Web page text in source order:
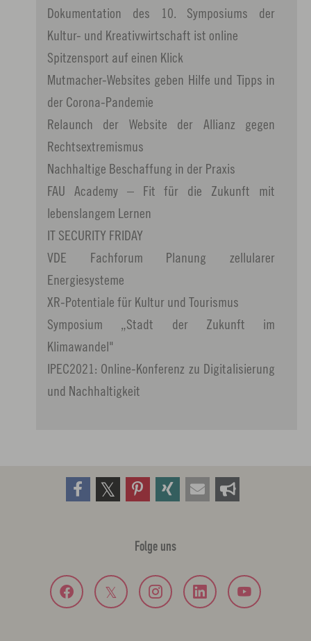
Dokumentation des 10. Symposiums der
Kultur- und Kreativwirtschaft ist online
Spitzensport auf einen Klick
Mutmacher-Websites geben Hilfe und Tipps in
der Corona-Pandemie
Relaunch der Website der Allianz gegen
Rechtsextremismus
Nachhaltige Beschaffung in der Praxis
FAU Academy – Fit für die Zukunft mit
lebenslangem Lernen
IT SECURITY FRIDAY
VDE Fachforum Planung zellularer
Energiesysteme
XR-Potentiale für Kultur und Tourismus
Symposium „Stadt der Zukunft im
Klimawandel"
IPEC2021: Online-Konferenz zu Digitalisierung
und Nachhaltigkeit
Folge uns